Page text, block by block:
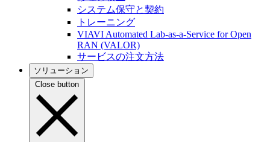
システム保守と契約
トレーニング
VIAVI Automated Lab-as-a-Service for Open
RAN (VALOR)
サービスの注文方法
ソリューション
Close button